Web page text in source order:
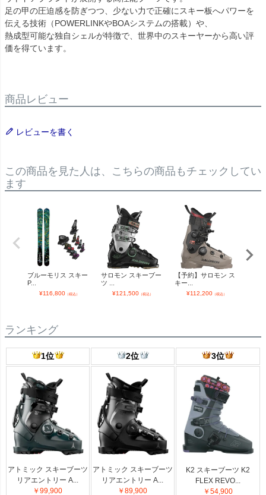
足の甲の圧迫感を防ぎつつ、少ない力で正確にスキー板へパワーを
伝える技術（POWERLINKやBOAシステムの搭載）や、
熱成型可能な独自シェルが特徴で、世界中のスキーヤーから高い評
価を得ています。
商品レビュー
レビューを書く
この商品を見た人は、こちらの商品もチェックしてい
ます
ブルーモリス スキー
P...
¥116,800 （税込）
サロモン スキーブー
ツ ...
¥121,500 （税込）
【予約】サロモン ス
キー...
¥112,200 （税込）
ランキング
1位 2位 3位
アトミック スキーブーツ
リアエントリー A...
￥99,900
アトミック スキーブーツ
リアエントリー A...
￥89,900
K2 スキーブーツ K2
FLEX REVO...
￥54,900